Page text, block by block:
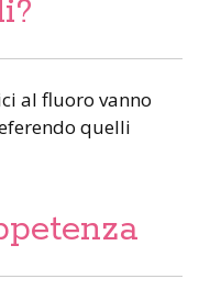
al fluoro vanno
quelli